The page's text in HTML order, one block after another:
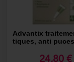
Advantix
tiques, anti
24,80 €